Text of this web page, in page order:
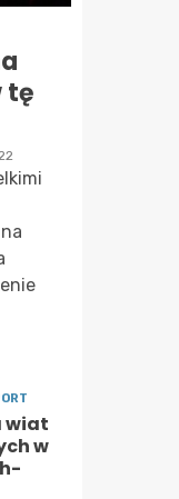
tę
wiat
w